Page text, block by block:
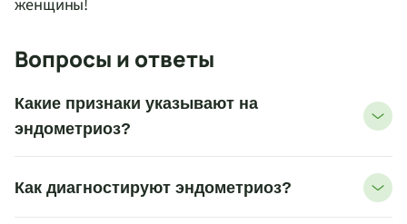
женщины!
Вопросы и ответы
Какие признаки указывают на
эндометриоз?
Как диагностируют эндометриоз?